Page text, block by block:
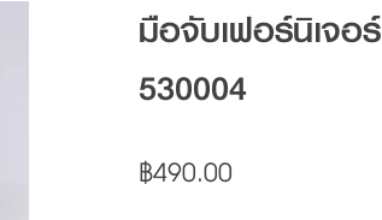
มือจับเฟอร์นิเจอร์
530004
฿490.00